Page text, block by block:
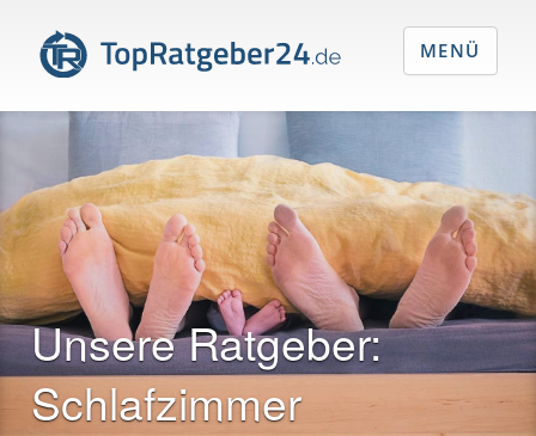
Unsere Ratgeber:
Schlafzimmer
MENÜ